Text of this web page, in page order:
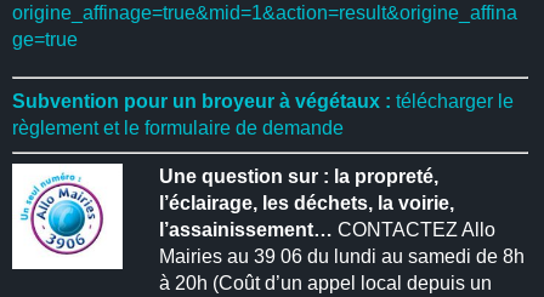
origine_affinage=true&mid=1&action=result&origine_affina
ge=true
Subvention pour un broyeur à végétaux : télécharger le
règlement et le formulaire de demande
Une question sur : la propreté,
l’éclairage, les déchets, la voirie,
l’assainissement… CONTACTEZ Allo
Mairies au 39 06 du lundi au samedi de 8h
à 20h (Coût d’un appel local depuis un